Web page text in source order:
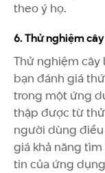
theo ý họ.
6. Thử nghiệm
Thử nghiệm
bạn đánh giá
trong một ứng
thập được từ
người dùng
giá khả năng
tin của ứng